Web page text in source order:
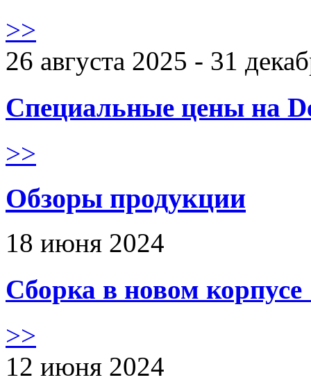
>>
26 августа 2025 - 31
Специальные цены на
>>
Обзоры продукции
18 июня 2024
Сборка в новом
>>
12 июня 2024